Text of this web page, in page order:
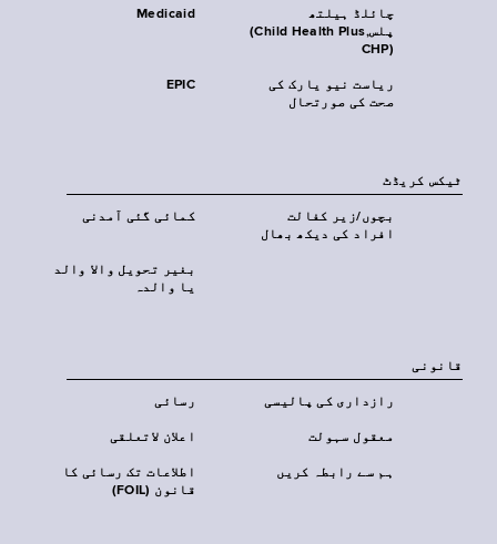
Medicaid
چائلڈ ہیلتھ
پلس‎(Child Health Plus,
CHP)‎
EPIC
ریاست نیو یارک کی
صحت کی صورتحال
ٹیکس کریڈٹ
کمائی گئی آمدنی
بچوں/زیر کفالت
افراد کی دیکھ بھال
بغیر تحویل والا والد
یا والدہ
قانونی
رسائی رازداری کی پالیسی
اعلان لاتعلقی معقول سہولت
اطلاعات تک رسائی کا
قانون (FOIL)
ہم سے رابطہ کریں